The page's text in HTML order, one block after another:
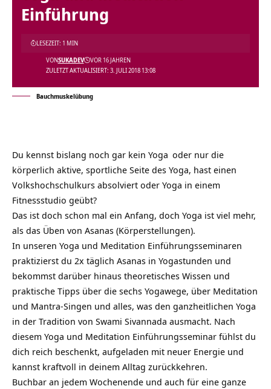
Einführung
ZULETZT AKTUALISIERT: 3. JULI 2018 13:08
VONSUKADEV VOR 16 JAHREN
LESEZEIT: 1 MIN
Bauchmuskelübung
Du kennst bislang noch gar kein Yoga oder nur die
körperlich aktive, sportliche Seite des Yoga, hast einen
Volkshochschulkurs absolviert oder Yoga in einem
Fitnessstudio geübt?
Das ist doch schon mal ein Anfang, doch Yoga ist viel mehr,
als das Üben von Asanas (Körperstellungen).
In unseren Yoga und Meditation Einführungsseminaren
praktizierst du 2x täglich Asanas in Yogastunden und
bekommst darüber hinaus theoretisches Wissen und
praktische Tipps über die sechs Yogawege, über Meditation
und Mantra-Singen und alles, was den ganzheitlichen Yoga
in der Tradition von Swami Sivannada ausmacht. Nach
diesem Yoga und Meditation Einführungsseminar fühlst du
dich reich beschenkt, aufgeladen mit neuer Energie und
kannst kraftvoll in deinem Alltag zurückkehren.
Buchbar an jedem Wochenende und auch für eine ganze